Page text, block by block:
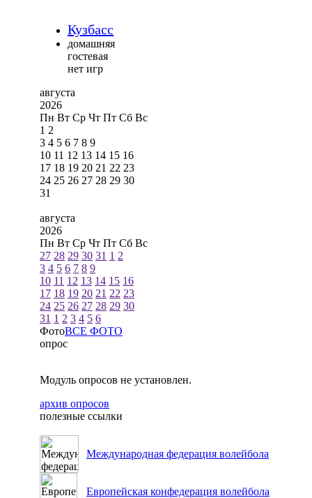
Кузбасс
домашняя
гостевая
нет игр
августа
2026
Пн Вт Ср Чт Пт Сб Вс
1 2
3 4 5 6 7 8 9
10 11 12 13 14 15 16
17 18 19 20 21 22 23
24 25 26 27 28 29 30
31
августа
2026
Пн Вт Ср Чт Пт Сб Вс
27 28 29 30 31 1 2
3 4 5 6 7 8 9
10 11 12 13 14 15 16
17 18 19 20 21 22 23
24 25 26 27 28 29 30
31 1 2 3 4 5 6
ФотоВСЕ ФОТО
опрос
Модуль опросов не установлен.
архив опросов
полезные ссылки
Международная федерация волейбола
Европейская конфедерация волейбола